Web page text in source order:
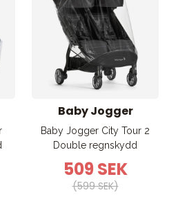
Baby Jogger
Baby Jogger City Tour 2
Double regnskydd
509 SEK
(599 SEK)
favoriter
Outlet
Guider
Uthyrning Vår butik